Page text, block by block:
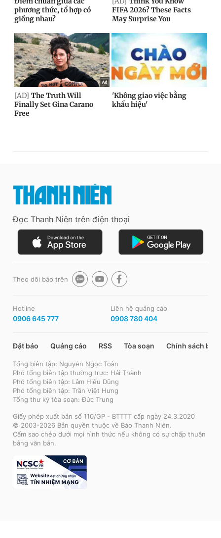
Đọc Thanh Niên trên điện thoại
Theo dõi báo trên
Hotline
0906 645 777
Liên hệ quảng cáo
0908 780 404
Đặt báo Quảng cáo RSS Tòa soạn Chính sách bảo
Tổng biên tập: Nguyễn Ngọc Toàn
Phó tổng biên tập thường trực: Hải Thành
Phó tổng biên tập: Lâm Hiếu Dũng
Phó tổng biên tập: Trần Việt Hưng
Tổng thư ký tòa soạn: Đức Trung
Giấy phép xuất bản số 110/GP - BTTTT cấp ngày 24.3.2020
© 2003-2026 Bản quyền thuộc về Báo Thanh Niên.
Cấm sao chép dưới mọi hình thức nếu không có sự chấp thuận
bằng văn bản.